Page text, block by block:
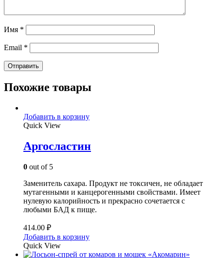
Имя *
Email *
Похожие товары
Добавить в корзину
Quick View
Аргосластин
0 out of 5
Заменитель сахара. Продукт не токсичен, не обладает
мутагенными и канцерогенными свойствами. Имеет
нулевую калорийность и прекрасно сочетается с
любыми БАД к пище.
414.00 ₽
Добавить в корзину
Quick View